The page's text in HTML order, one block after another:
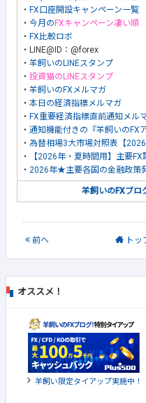
・ FX口座開設キャンペーン一覧
・ 今月の FXキャンペーン凄い順
・ FX比較ロボ
・LINE@ID：@forex
・ 羊飼いのLINEスタンプ
・ 投資猫のLINEスタンプ
・ 羊飼いのFXメルマガ
・ 本日の経済指標メルマガ
・ FX重要経済指標直前通知メル
・ 通知機能付きの『羊飼いのFX
・ 為替相場3大市場対照表【2026
・
【2026年・夏時間用】主要FX
・ 2026年★主要各国の金融政策
羊飼いのFXブロ
前へ トッ
オススメ！
羊飼い限定タイアップ実施中！